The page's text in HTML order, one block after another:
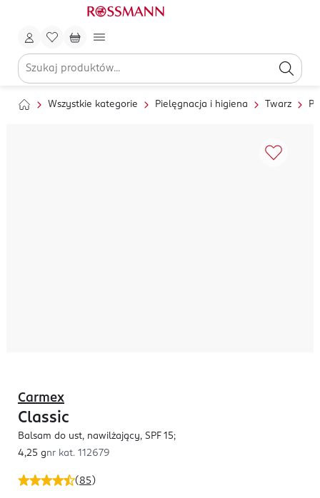
Wszystkie kategorie Pielęgnacja i higiena Twarz
( 85 )
Carmex
Classic
Balsam do ust, nawilżający, SPF 15;
4,25 gnr kat. 112679